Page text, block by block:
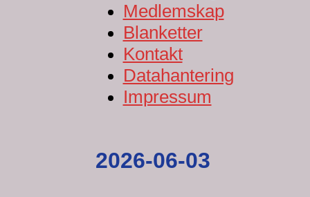
Medlemskap
Blanketter
Kontakt
Datahantering
Impressum
2026-06-03